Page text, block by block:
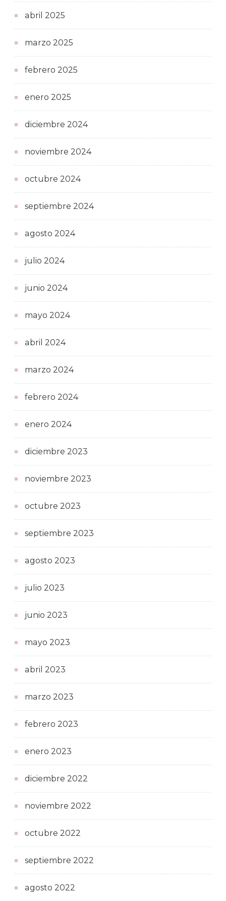
abril 2025
marzo 2025
febrero 2025
enero 2025
diciembre 2024
noviembre 2024
octubre 2024
septiembre 2024
agosto 2024
julio 2024
junio 2024
mayo 2024
abril 2024
marzo 2024
febrero 2024
enero 2024
diciembre 2023
noviembre 2023
octubre 2023
septiembre 2023
agosto 2023
julio 2023
junio 2023
mayo 2023
abril 2023
marzo 2023
febrero 2023
enero 2023
diciembre 2022
noviembre 2022
octubre 2022
septiembre 2022
agosto 2022